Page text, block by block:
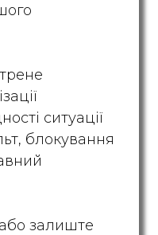
ситуації
блокування
залиште